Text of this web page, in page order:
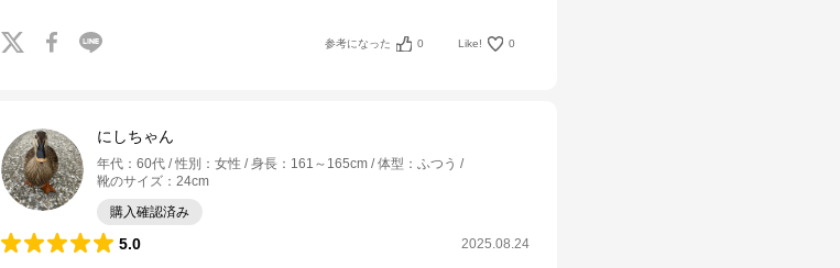
参考になった 0 Like! 0
にしちゃん
年代 ： 60代 性別 ： 女性 身長 ： 161～165cm 体型 ： ふつう
靴のサイズ ： 24cm
購入確認済み
5.0 2025.08.24